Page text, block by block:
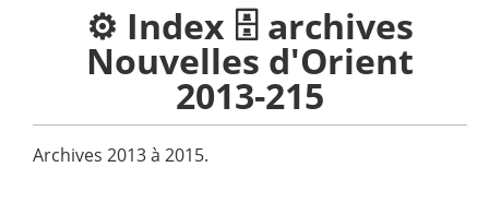
⚙️ Index 🗄️ archives
Nouvelles d'Orient
2013-215
Archives 2013 à 2015.